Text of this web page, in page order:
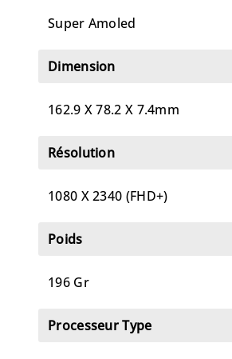
Super Amoled
Dimension
162.9 X 78.2 X 7.4mm
Résolution
1080 X 2340 (FHD+)
Poids
196 Gr
Processeur Type